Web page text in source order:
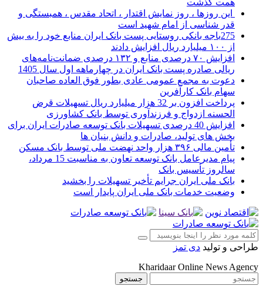
همت گذشت
این روزها ، روز نمایش اقتدار ، اتحاد مقدس ، همبستگی و
قدر شناسی از امام شهید است
275باجه بانکی روستایی پست بانک ایران منابع خود را به بیش
از ۱۰۰ میلیارد ریال افزایش دادند
افزایش ۷۰ درصدی منابع و ۱۳۲ درصدی ضمانت‌نامه‌های
ریالی صادره پست بانک ایران در چهارماهه اول سال 1405
دعوت به مجمع عمومی عادی بطور فوق العاده صاحبان
سهام بانک کارآفرین
پرداخت افزون بر 32 هزار میلیارد ریال تسهیلات قرض
الحسنه ازدواج و فرزندآوری توسط بانک کشاورزی
افزایش 40 درصدی تسهیلات بانک توسعه صادرات ایران برای
بخش های تولید، صادرات و دانش بنیان ها
تأمین مالی ۳۹۶ هزار واحد نهضت ملی توسط بانک مسکن
پیام مدیرعامل بانک توسعه تعاون به مناسبت 15 مرداد،
سالروز تأسیس بانک
بانک ملی ایران جرایم تأخیر تسهیلات را بخشید
وضعیت خدمات بانک ملی ایران پایدار است
طراحی و تولید دی تمز
Kharidaar Online News Agency
جستجو